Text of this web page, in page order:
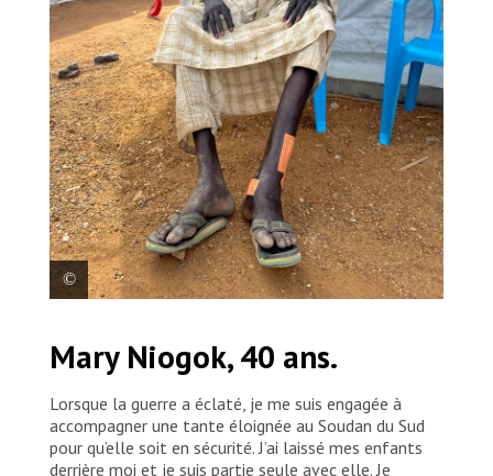
seul au poste-frontière de Joda, entre le Soudan du
Sud et le Soudan. Il vient d’être soigné par MSF pour
Mary Niogok, 40 ans.
Lorsque la guerre a éclaté, je me suis engagée à
accompagner une tante éloignée au Soudan du Sud
pour qu’elle soit en sécurité. J’ai laissé mes enfants
derrière moi et je suis partie seule avec elle. Je